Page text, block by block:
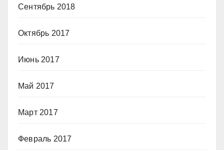
Сентябрь 2018
Октябрь 2017
Июнь 2017
Май 2017
Март 2017
Февраль 2017